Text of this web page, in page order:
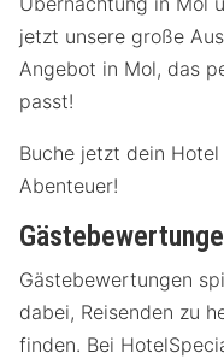
jetzt unsere große
Angebot in Mol, das
passt!
Buche jetzt dein
Abenteuer!
Gästebewertungen
dabei, Reisenden zu
finden. Bei